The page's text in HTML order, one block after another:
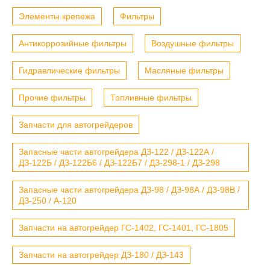
Элементы крепежа Фильтры
Антикоррозийные фильтры Воздушные фильтры
Гидравлические фильтры Масляные фильтры
Прочие фильтры Топливные фильтры
Запчасти для автогрейдеров
Запасные части автогрейдера ДЗ-122 / ДЗ-122А /
ДЗ-122Б / ДЗ-122Б6 / ДЗ-122Б7 / ДЗ-298-1 / ДЗ-298
Запасные части автогрейдера ДЗ-98 / ДЗ-98А / ДЗ-98В /
ДЗ-250 / А-120
Запчасти на автогрейдер ГС-1402, ГС-1401, ГС-1805
Запчасти на автогрейдер ДЗ-180 / ДЗ-143